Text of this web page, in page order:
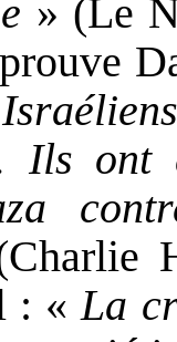
» (Le
Ils ont
: «La